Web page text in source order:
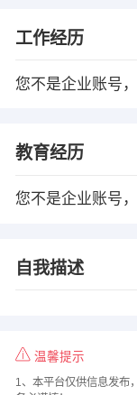
工作经历
您不是企业账号
教育经历
您不是企业账号
自我描述
温馨提示
1、本平台仅供信息发布